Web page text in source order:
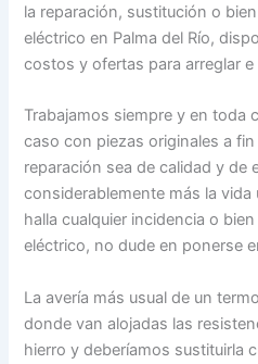
la reparación, sustitución o
eléctrico en Palma del Río,
costos y ofertas para arreglar
Trabajamos siempre y en toda
caso con piezas originales a
reparación sea de calidad y de
considerablemente más la
halla cualquier incidencia o
eléctrico, no dude en ponerse
La avería más usual de un
donde van alojadas las
hierro y deberíamos sustituirla